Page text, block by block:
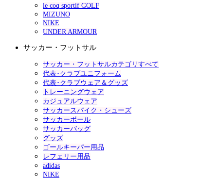
le coq sportif GOLF
MIZUNO
NIKE
UNDER ARMOUR
サッカー・フットサル
サッカー・フットサルカテゴリすべて
代表･クラブユニフォーム
代表･クラブウェア＆グッズ
トレーニングウェア
カジュアルウェア
サッカースパイク・シューズ
サッカーボール
サッカーバッグ
グッズ
ゴールキーパー用品
レフェリー用品
adidas
NIKE